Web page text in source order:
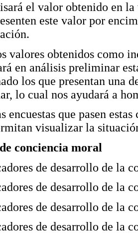
el valor obtenido en
este valor por
valores obtenidos como
en análisis preliminar
los que presentan una
lo cual nos ayudará a
encuestas que pasen
visualizar la
conciencia moral
de desarrollo de la
de desarrollo de la
de desarrollo de la
de desarrollo de la